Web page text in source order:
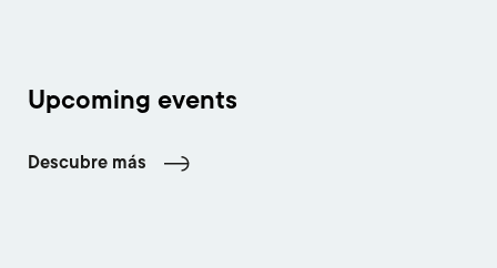
Upcoming events
Descubre más